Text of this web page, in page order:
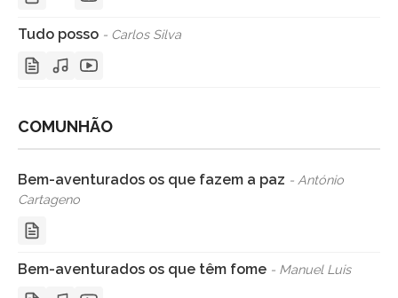
Tudo posso - Carlos Silva
COMUNHÃO
Bem-aventurados os que fazem a paz - António
Cartageno
Bem-aventurados os que têm fome - Manuel Luis